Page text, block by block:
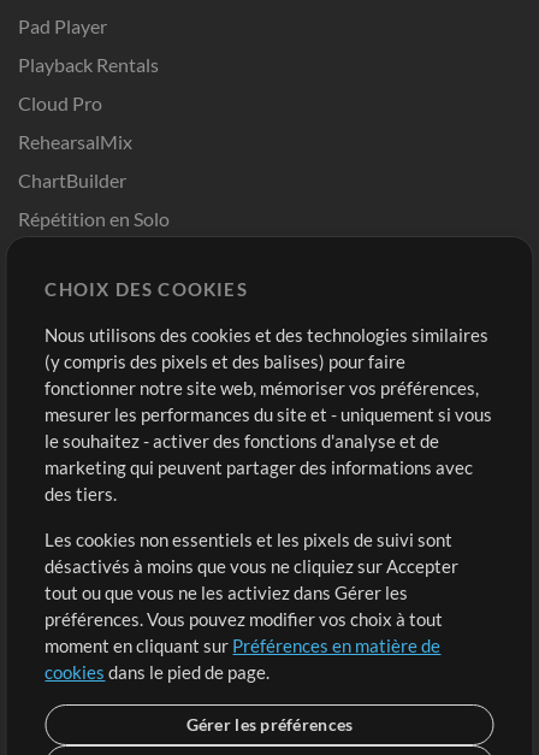
Pad Player
Playback Rentals
Cloud Pro
RehearsalMix
ChartBuilder
Répétition en Solo
Modèles ProPresenter
Sons
Boutique
Acheter des crédits
Contenu gratuit
Demander les pistes
Extras
Sessions
Soumettre votre contenu
Listes de lecture
Conférence MT
Compte
Connexion
S'inscrire
CHOIX DES COOKIES
Nous utilisons des cookies et des technologies similaires
(y compris des pixels et des balises) pour faire
fonctionner notre site web, mémoriser vos préférences,
mesurer les performances du site et - uniquement si vous
le souhaitez - activer des fonctions d'analyse et de
marketing qui peuvent partager des informations avec
des tiers.
Les cookies non essentiels et les pixels de suivi sont
désactivés à moins que vous ne cliquiez sur Accepter
tout ou que vous ne les activiez dans Gérer les
préférences. Vous pouvez modifier vos choix à tout
moment en cliquant sur Préférences en matière de
cookies dans le pied de page.
Gérer les préférences